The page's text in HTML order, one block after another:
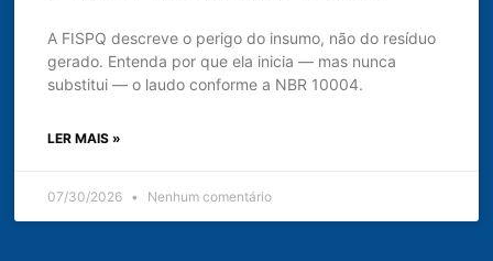
A FISPQ descreve o perigo do insumo, não do resíduo
gerado. Entenda por que ela inicia — mas nunca
substitui — o laudo conforme a NBR 10004.
LER MAIS »
07/30/2026 Nenhum comentário